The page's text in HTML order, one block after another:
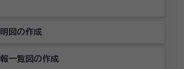
図の作成
一覧図の作成